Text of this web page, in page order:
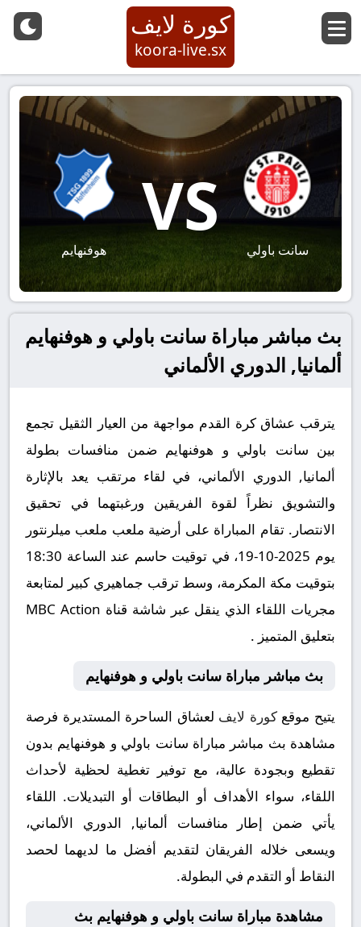
كورة لايف
koora-live.sx
سانت باولي
VS
هوفنهايم
بث مباشر مباراة سانت باولي و هوفنهايم
ألمانيا, الدوري الألماني
يترقب عشاق كرة القدم مواجهة من العيار الثقيل تجمع
بين سانت باولي و هوفنهايم ضمن منافسات بطولة
ألمانيا, الدوري الألماني، في لقاء مرتقب يعد بالإثارة
والتشويق نظراً لقوة الفريقين ورغبتهما في تحقيق
الانتصار. تقام المباراة على أرضية ملعب ملعب ميلرنتور
يوم 2025-10-19، في توقيت حاسم عند الساعة 18:30
بتوقيت مكة المكرمة، وسط ترقب جماهيري كبير لمتابعة
مجريات اللقاء الذي ينقل عبر شاشة قناة MBC Action
بتعليق المتميز .
بث مباشر مباراة سانت باولي و هوفنهايم
يتيح موقعكورة لايف لعشاق الساحرة المستديرة فرصة
مشاهدة بث مباشر مباراة سانت باولي و هوفنهايم بدون
تقطيع وبجودة عالية، مع توفير تغطية لحظية لأحداث
اللقاء، سواء الأهداف أو البطاقات أو التبديلات. اللقاء
يأتي ضمن إطار منافسات ألمانيا, الدوري الألماني،
ويسعى خلاله الفريقان لتقديم أفضل ما لديهما لحصد
النقاط أو التقدم في البطولة.
مشاهدة مباراة سانت باولي و هوفنهايم بث